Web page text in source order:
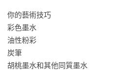
「作者將多年的藝術繪畫教學經驗
畫，用系統和結構性的方式呈現，
及！」
——黎業煒 (沛綠地設計)
你的藝術技巧
彩色墨水
油性粉彩
炭筆
胡桃墨水和其他同質墨水